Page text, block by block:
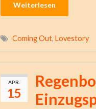
Weiterlesen
Coming Out, Lovestory
APR.
15